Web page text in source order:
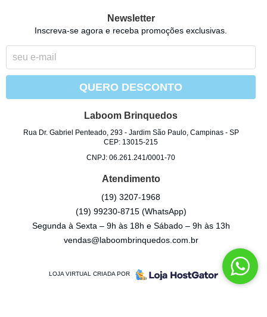
Newsletter
Inscreva-se agora e receba promoções exclusivas.
QUERO DESCONTO
Laboom Brinquedos
Rua Dr. Gabriel Penteado, 293- Jardim São Paulo, Campinas- SP
CEP: 13015-215
CNPJ: 06.261.241/0001-70
Atendimento
(19) 3207-1968
(19) 99230-8715 (WhatsApp)
Segunda à Sexta – 9h às 18h e Sábado – 9h às 13h
vendas@laboombrinquedos.com.br
LOJA VIRTUAL CRIADA POR